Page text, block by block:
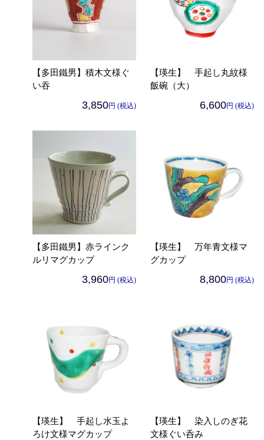
【多田鐵男】積木文様ぐ
い吞
3,850円 (税込)
【瑛生】 手起し丸紋様
飯碗（大）
6,600円 (税込)
【多田鐵男】赤ラインク
ルリマグカップ
3,960円 (税込)
【瑛生】 万年青文様マ
グカップ
8,800円 (税込)
【瑛生】 手起し水玉よ
ろけ文様マグカップ
【瑛生】 染入しのぎ花
文様ぐい呑み